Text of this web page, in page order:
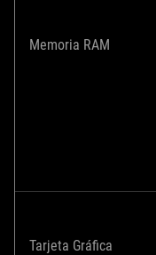
Memoria RAM
Tarjeta Gráfica